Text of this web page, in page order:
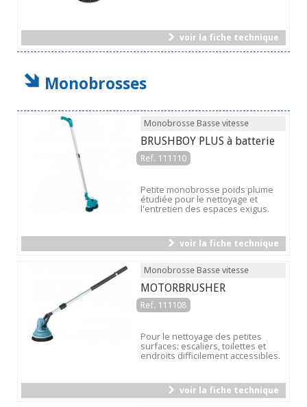
voir la fiche technique
Monobrosses
Monobrosse Basse vitesse
BRUSHBOY PLUS à batterie
Ref. 111110
Petite monobrosse poids plume
étudiée pour le nettoyage et
l'entretien des espaces exigus.
voir la fiche technique
Monobrosse Basse vitesse
MOTORBRUSHER
Ref. 111108
Pour le nettoyage des petites
surfaces: escaliers, toilettes et
endroits difficilement accessibles.
voir la fiche technique